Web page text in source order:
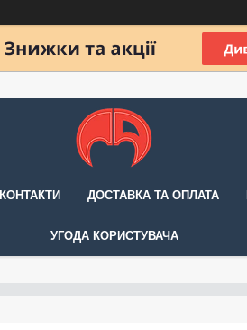
КОНТАКТИ ДОСТАВКА ТА ОПЛАТА
УГОДА КОРИСТУВАЧА